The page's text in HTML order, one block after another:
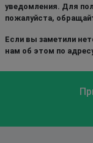
уведомления. Для
пожалуйста,
Если вы заметили
нам об этом по